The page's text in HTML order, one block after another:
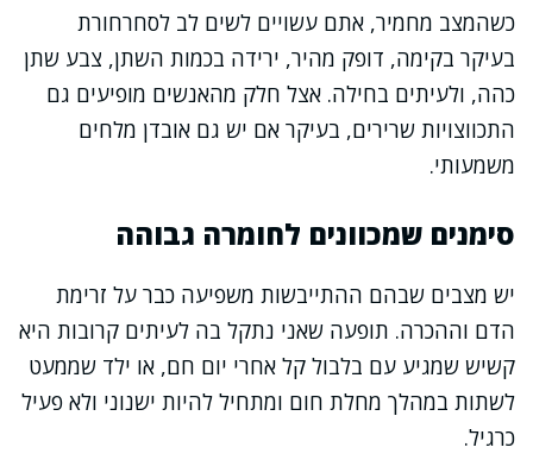
כשהמצב מחמיר, אתם עשויים לשים לב לסחרחורת
בעיקר בקימה, דופק מהיר, ירידה בכמות השתן, צבע שתן
כהה, ולעיתים בחילה. אצל חלק מהאנשים מופיעים גם
התכווצויות שרירים, בעיקר אם יש גם אובדן מלחים
משמעותי.
סימנים שמכוונים לחומרה גבוהה
יש מצבים שבהם ההתייבשות משפיעה כבר על זרימת
הדם וההכרה. תופעה שאני נתקל בה לעיתים קרובות היא
קשיש שמגיע עם בלבול קל אחרי יום חם, או ילד שממעט
לשתות במהלך מחלת חום ומתחיל להיות ישנוני ולא פעיל
כרגיל.